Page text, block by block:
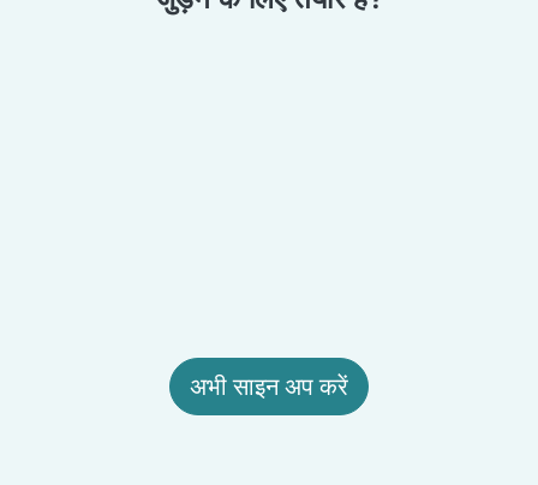
अभी साइन अप करें